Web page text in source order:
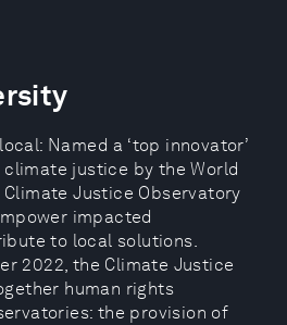
Named a ‘top innovator’
justice by the World
Justice Observatory
impacted
to local solutions.
2022, the Climate Justice
human rights
the provision of